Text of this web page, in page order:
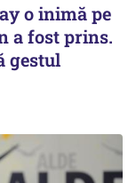
o inimă pe
a fost prins.
gestul